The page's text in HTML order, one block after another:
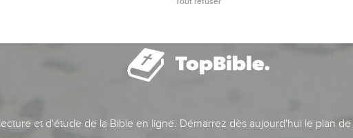
et d'étude de la Bible en ligne. Démarrez dès aujourd'hui le plan
Tout refuser